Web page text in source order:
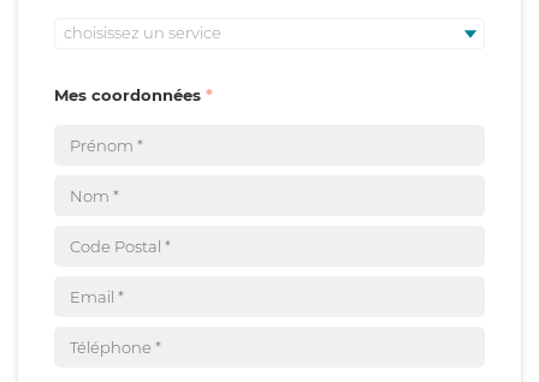
choisissez un service
Mes coordonnées